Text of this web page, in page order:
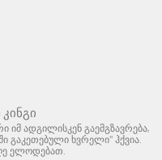
კინგი
იმ ადგილისკენ გაემგზავრება,
გაკეთებული ხვრელი" ჰქვია.
ელოდებათ.